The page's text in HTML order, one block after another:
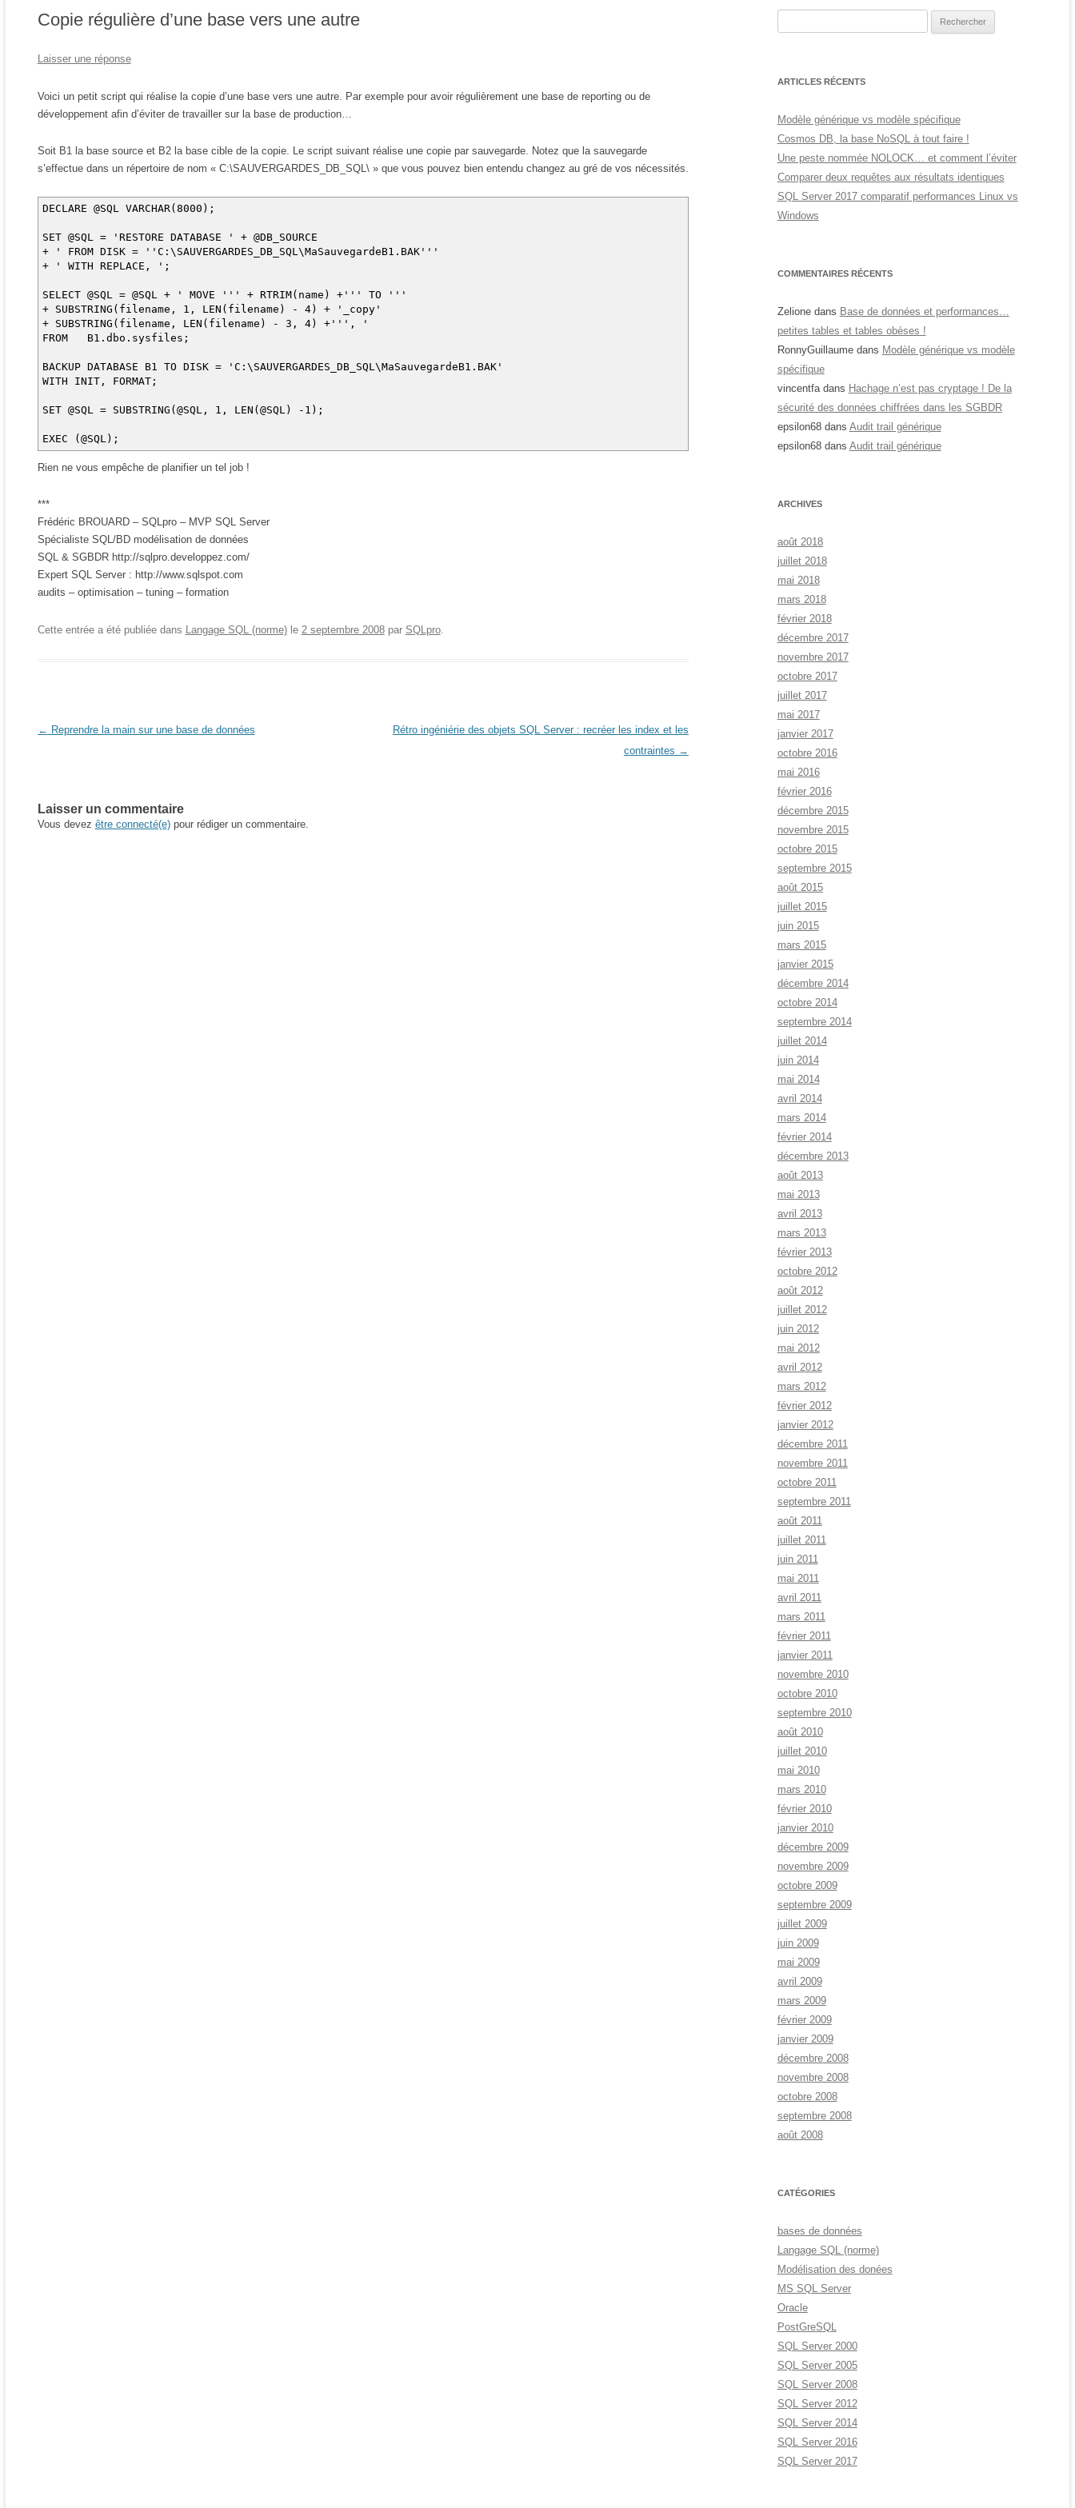
Copie régulière d’une base vers une autre
Laisser une réponse
Voici un petit script qui réalise la copie d’une base vers une autre. Par exemple pour avoir régulièrement une base de reporting ou de
développement afin d’éviter de travailler sur la base de production…
Soit B1 la base source et B2 la base cible de la copie. Le script suivant réalise une copie par sauvegarde. Notez que la sauvegarde
s’effectue dans un répertoire de nom « C:\SAUVERGARDES_DB_SQL\ » que vous pouvez bien entendu changez au gré de vos nécessités.
DECLARE @SQL VARCHAR(8000);
SET @SQL = 'RESTORE DATABASE ' + @DB_SOURCE
+ ' FROM DISK = ''C:\SAUVERGARDES_DB_SQL\MaSauvegardeB1.BAK'''
+ ' WITH REPLACE, ';
SELECT @SQL = @SQL + ' MOVE ''' + RTRIM(name) +''' TO '''
+ SUBSTRING(filename, 1, LEN(filename) - 4) + '_copy'
+ SUBSTRING(filename, LEN(filename) - 3, 4) +''', '
FROM B1.dbo.sysfiles;
BACKUP DATABASE B1 TO DISK = 'C:\SAUVERGARDES_DB_SQL\MaSauvegardeB1.BAK'
WITH INIT, FORMAT;
SET @SQL = SUBSTRING(@SQL, 1, LEN(@SQL) -1);
EXEC (@SQL);
Rien ne vous empêche de planifier un tel job !
***
Frédéric BROUARD – SQLpro – MVP SQL Server
Spécialiste SQL/BD modélisation de données
SQL & SGBDR http://sqlpro.developpez.com/
Expert SQL Server : http://www.sqlspot.com
audits – optimisation – tuning – formation
Cette entrée a été publiée dans Langage SQL (norme)le 2 septembre 2008 par SQLpro.
Navigation des articles
← Reprendre la main sur une base de données
Rétro ingéniérie des objets SQL Server : recréer les index et les
contraintes →
Laisser un commentaire
Vous devez être connecté(e)pour rédiger un commentaire.
ARTICLES RÉCENTS
Modèle générique vs modèle spécifique
Cosmos DB, la base NoSQL à tout faire !
Une peste nommée NOLOCK… et comment l’éviter
Comparer deux requêtes aux résultats identiques
SQL Server 2017 comparatif performances Linux vs
Windows
COMMENTAIRES RÉCENTS
Zelionedans Base de données et performances…
petites tables et tables obèses !
RonnyGuillaumedans Modèle générique vs modèle
spécifique
vincentfadans Hachage n’est pas cryptage ! De la
sécurité des données chiffrées dans les SGBDR
epsilon68dans Audit trail générique
epsilon68dans Audit trail générique
ARCHIVES
août 2018
juillet 2018
mai 2018
mars 2018
février 2018
décembre 2017
novembre 2017
octobre 2017
juillet 2017
mai 2017
janvier 2017
octobre 2016
mai 2016
février 2016
décembre 2015
novembre 2015
octobre 2015
septembre 2015
août 2015
juillet 2015
juin 2015
mars 2015
janvier 2015
décembre 2014
octobre 2014
septembre 2014
juillet 2014
juin 2014
mai 2014
avril 2014
mars 2014
février 2014
décembre 2013
août 2013
mai 2013
avril 2013
mars 2013
février 2013
octobre 2012
août 2012
juillet 2012
juin 2012
mai 2012
avril 2012
mars 2012
février 2012
janvier 2012
décembre 2011
novembre 2011
octobre 2011
septembre 2011
août 2011
juillet 2011
juin 2011
mai 2011
avril 2011
mars 2011
février 2011
janvier 2011
novembre 2010
octobre 2010
septembre 2010
août 2010
juillet 2010
mai 2010
mars 2010
février 2010
janvier 2010
décembre 2009
novembre 2009
octobre 2009
septembre 2009
juillet 2009
juin 2009
mai 2009
avril 2009
mars 2009
février 2009
janvier 2009
décembre 2008
novembre 2008
octobre 2008
septembre 2008
août 2008
CATÉGORIES
bases de données
Langage SQL (norme)
Modélisation des donées
MS SQL Server
Oracle
PostGreSQL
SQL Server 2000
SQL Server 2005
SQL Server 2008
SQL Server 2012
SQL Server 2014
SQL Server 2016
SQL Server 2017